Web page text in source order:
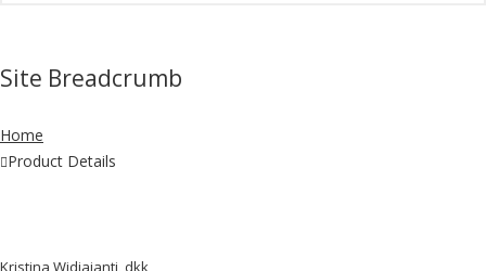
Site Breadcrumb
Home
Product Details
Kristina Widjajanti, dkk